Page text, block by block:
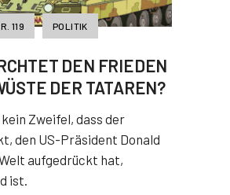
119 POLITIK
DEN FRIEDEN
DER TATAREN?
Zweifel, dass der
den US-Präsident Donald
aufgedrückt hat,
ist.